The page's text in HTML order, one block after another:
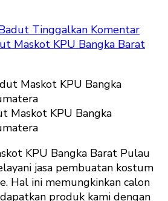
Tinggalkan Komentar
Maskot KPU Bangka Barat
Maskot KPU Bangka
KPU Bangka Barat Pulau
jasa pembuatan kostum
Hal ini memungkinkan calon
produk kami dengan